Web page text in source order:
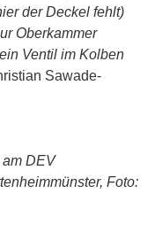
der Deckel fehlt)
Oberkammer
Ventil im Kolben
Sawade-
DEV
Foto: